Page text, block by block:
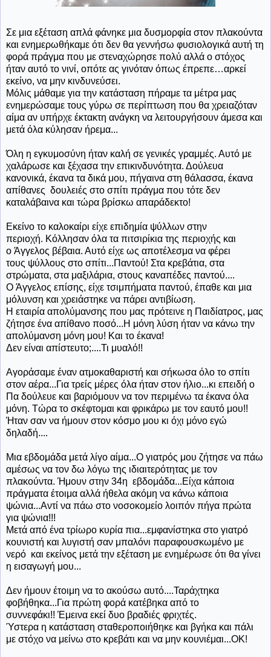
Σε μια εξέταση απλά φάνηκε μια δυσμορφία στον πλακούντα
και ενημερωθήκαμε ότι δεν θα γεννήσω φυσιολογικά αυτή τη
φορά πράγμα που με στεναχώρησε πολύ αλλά ο στόχος
ήταν αυτό το νινί, οπότε ας γινόταν όπως έπρεπε…αρκεί
εκείνο, να μην κινδυνεύσει.
Μόλις μάθαμε για την κατάσταση πήραμε τα μέτρα μας
ενημερώσαμε τους γύρω σε περίπτωση που θα χρειαζόταν
αίμα αν υπήρχε έκτακτη ανάγκη να λειτουργήσουν άμεσα και
μετά όλα κύλησαν ήρεμα...
Όλη η εγκυμοσύνη ήταν καλή σε γενικές γραμμές. Αυτό με
χαλάρωσε και ξέχασα την επικινδυνότητα. Δούλευα
κανονικά, έκανα τα δικά μου, πήγαινα στη θάλασσα, έκανα
απίθανες δουλειές στο σπίτι πράγμα που τότε δεν
καταλάβαινα και τώρα βρίσκω απαράδεκτο!
Εκείνο το καλοκαίρι είχε επιδημία ψύλλων στην
περιοχή. Κόλλησαν όλα τα πιτσιρίκια της περιοχής και
ο Άγγελος βέβαια. Αυτό είχε ως αποτέλεσμα να φέρει
τους ψύλλους στο σπίτι...Παντού! Στα κρεβάτια, στα
στρώματα, στα μαξιλάρια, στους καναπέδες παντού....
Ο Άγγελος επίσης, είχε τσιμπήματα παντού, έπαθε και μια
μόλυνση και χρειάστηκε να πάρει αντιβίωση.
Η εταιρία απολύμανσης που μας πρότεινε η Παιδίατρος, μας
ζήτησε ένα απίθανο ποσό...Η μόνη λύση ήταν να κάνω την
απολύμανση μόνη μου! Και το έκανα!
Δεν είναι απίστευτο;....Τι μυαλό!!
Αγοράσαμε έναν ατμοκαθαριστή και σήκωσα όλο το σπίτι
στον αέρα...Για τρείς μέρες όλα ήταν στον ήλιο...κι επειδή ο
Πα δούλευε και βαριόμουν να τον περιμένω τα έκανα όλα
μόνη. Τώρα το σκέφτομαι και φρικάρω με τον εαυτό μου!!
Ήταν σαν να ήμουν στον κόσμο μου κι όχι μόνο εγώ
δηλαδή....
Μια εβδομάδα μετά λίγο αίμα...Ο γιατρός μου ζήτησε να πάω
αμέσως να τον δω λόγω της ιδιαιτερότητας με τον
πλακούντα. Ήμουν στην 34η εβδομάδα...Είχα κάποια
πράγματα έτοιμα αλλά ήθελα ακόμη να κάνω κάποια
ψώνια...Αντί να πάω στο νοσοκομείο λοιπόν πήγα πρώτα
για ψώνια!!!
Μετά από ένα τρίωρο κυρία πια...εμφανίστηκα στο γιατρό
κουνιστή και λυγιστή σαν μπαλόνι παραφουσκωμένο με
νερό και εκείνος μετά την εξέταση με ενημέρωσε ότι θα γίνει
η εισαγωγή μου...
Δεν ήμουν έτοιμη να το ακούσω αυτό....Ταράχτηκα
φοβήθηκα...Για πρώτη φορά κατέβηκα από το
συννεφάκι!! Έμεινα εκεί δυο βραδιές φριχτές.
Ύστερα η κατάσταση σταθεροποιήθηκε και βγήκα και πάλι
με στόχο να μείνω στο κρεβάτι και να μην κουνιέμαι...ΟΚ!